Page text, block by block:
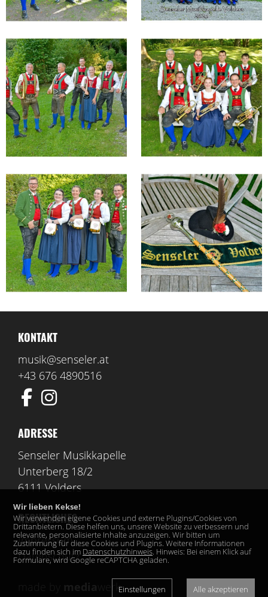
KONTAKT
musik@senseler.at
+43 676 4890516
ADRESSE
Senseler Musikkapelle
Unterberg 18/2
6111 Volders
RECHTLICHES
Impressum
Datenschutz
werk
Wir lieben Kekse!
Wir verwenden eigene Cookies und externe Plugins/Cookies von
Drittanbietern. Diese helfen uns, unsere Website zu verbessern und
relevante, personalisierte Inhalte anzuzeigen. Wir bitten um
Zustimmung für diese Cookies und Plugins. Weitere Informationen
dazu finden sich im Datenschutzhinweis. Hinweis: Bei einem Klick auf
Formulare, wird Google reCAPTCHA geladen.
Einstellungen Alle akzeptieren